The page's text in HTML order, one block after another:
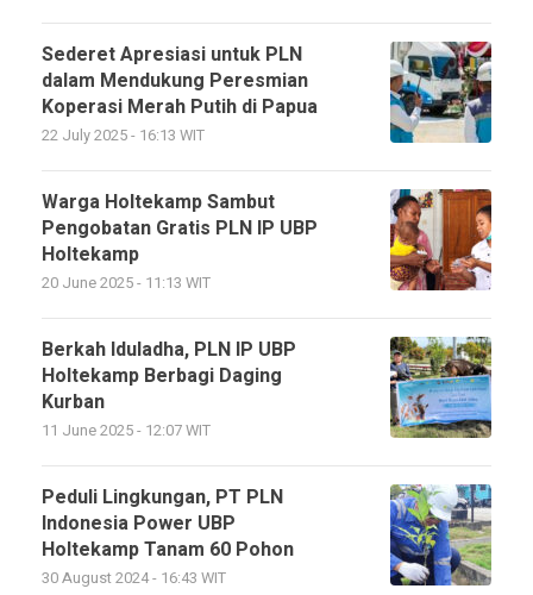
Sederet Apresiasi untuk PLN
dalam Mendukung Peresmian
Koperasi Merah Putih di Papua
22 July 2025 - 16:13 WIT
Warga Holtekamp Sambut
Pengobatan Gratis PLN IP UBP
Holtekamp
20 June 2025 - 11:13 WIT
Berkah Iduladha, PLN IP UBP
Holtekamp Berbagi Daging
Kurban
11 June 2025 - 12:07 WIT
Peduli Lingkungan, PT PLN
Indonesia Power UBP
Holtekamp Tanam 60 Pohon
30 August 2024 - 16:43 WIT